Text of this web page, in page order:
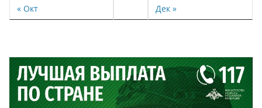
« Окт Дек »